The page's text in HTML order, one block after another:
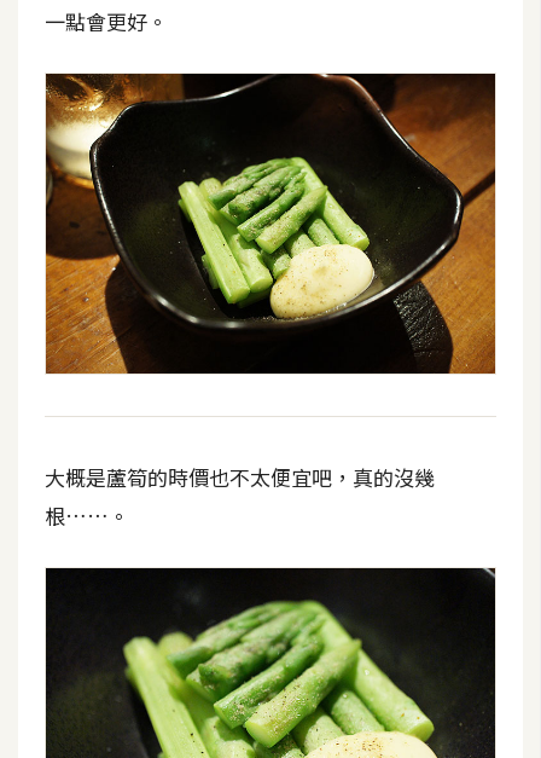
t
U
I
U
X
R
W
D
頁
後
一點會更好。
大概是蘆筍的時價也不太便宜吧，真的沒幾
根……。